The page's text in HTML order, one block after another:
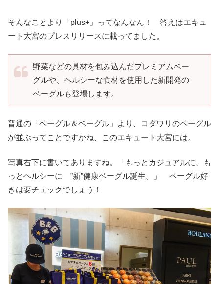
そんなことより「plus+」ってなんなん！ 答えはエキュ
ート大宮のプレスリリースに載ってました。
野菜などの具材を包み込んだプレミアムベー
グルや、ヘルシーな食材を使用した新開発の
ベーグルも登場します。
普通の「ベーグル＆ベーグル」より、コダワリのベーグル
が並ぶってことですかね、このエキュート大宮には。
写真右下に書いてありますね。「もっとカジュアルに、も
っとヘルシーに ”新”健康ベーグル誕生。」 ベーグル好
きは要チェックでしょう！